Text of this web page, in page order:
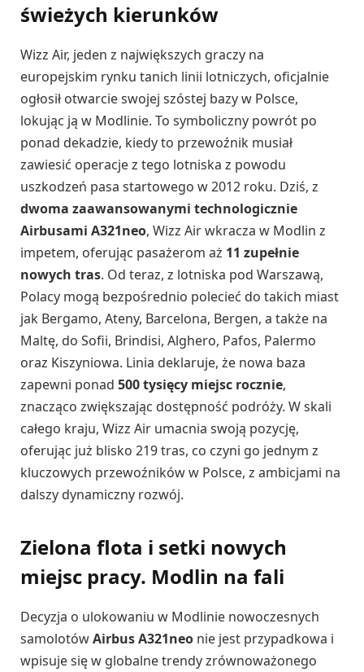
świeżych kierunków
Wizz Air, jeden z największych graczy na
europejskim rynku tanich linii lotniczych, oficjalnie
ogłosił otwarcie swojej szóstej bazy w Polsce,
lokując ją w Modlinie. To symboliczny powrót po
ponad dekadzie, kiedy to przewoźnik musiał
zawiesić operacje z tego lotniska z powodu
uszkodzeń pasa startowego w 2012 roku. Dziś, z
dwoma zaawansowanymi technologicznie
Airbusami A321neo, Wizz Air wkracza w Modlin z
impetem, oferując pasażerom aż 11 zupełnie
nowych tras. Od teraz, z lotniska pod Warszawą,
Polacy mogą bezpośrednio polecieć do takich miast
jak Bergamo, Ateny, Barcelona, Bergen, a także na
Maltę, do Sofii, Brindisi, Alghero, Pafos, Palermo
oraz Kiszyniowa. Linia deklaruje, że nowa baza
zapewni ponad 500 tysięcy miejsc rocznie,
znacząco zwiększając dostępność podróży. W skali
całego kraju, Wizz Air umacnia swoją pozycję,
oferując już blisko 219 tras, co czyni go jednym z
kluczowych przewoźników w Polsce, z ambicjami na
dalszy dynamiczny rozwój.
Zielona flota i setki nowych
miejsc pracy. Modlin na fali
Decyzja o ulokowaniu w Modlinie nowoczesnych
samolotówAirbus A321neo nie jest przypadkowa i
wpisuje się w globalne trendy zrównoważonego